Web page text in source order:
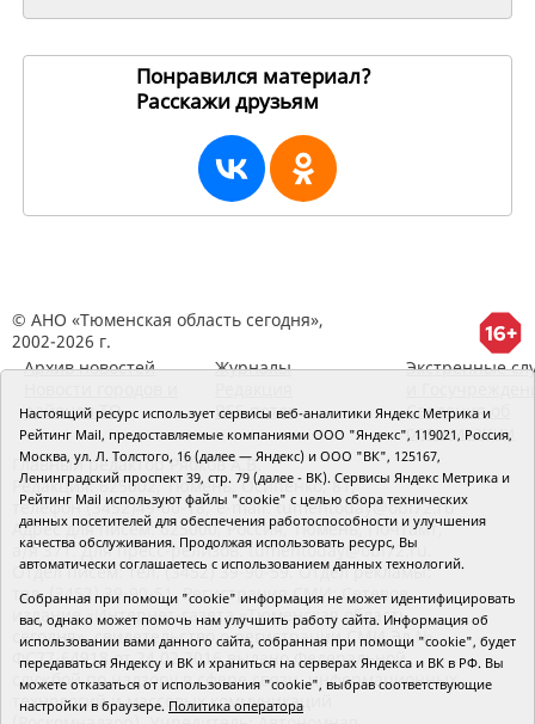
Понравился материал?
Расскажи друзьям
© АНО «Тюменская область сегодня»,
2002-2026 г.
Архив новостей
районов ТО
Журналы
RSS поток
Экстренные
Сведения об
организации
Главный редактор Рябков А.В.
Редакция: 625002, Тюмень, Осипенко, 81,
телефон (3452)49-00-18, e-mail: tumentoday@obl72.ru
Адрес для писем: 625000, Россия, Тюмень, Почтамт,
а/я 371. Для пресс-релизов: tumentoday@obl72.ru.
Отдел писем: тел. (3452) 39-90-59. Отдел рекламы:
тел. (3452) 39-90-51. Регистрация СМИ: Сетевое
издание «Интернет-газета «Тюменская область
сегодня», свидетельство о регистрации СМИ Эл №
ФС77-64918 от 24.02.2016 выдано Федеральной
службой по надзору в сфере связи, информационных
технологий и массовых коммуникаций
Настоящий ресурс использует сервисы веб-аналитики Яндекс Метрика и
Рейтинг Mail, предоставляемые компаниями ООО "Яндекс", 119021, Россия,
Москва, ул. Л. Толстого, 16 (далее — Яндекс) и ООО "ВК", 125167,
Ленинградский проспект 39, стр. 79 (далее - ВК). Сервисы Яндекс Метрика и
Рейтинг Mail используют файлы "cookie" с целью сбора технических
данных посетителей для обеспечения работоспособности и улучшения
качества обслуживания. Продолжая использовать ресурс, Вы
автоматически соглашаетесь с использованием данных технологий.
Собранная при помощи "cookie" информация не может идентифицировать
вас, однако может помочь нам улучшить работу сайта. Информация об
использовании вами данного сайта, собранная при помощи "cookie", будет
передаваться Яндексу и ВК и храниться на серверах Яндекса и ВК в РФ. Вы
можете отказаться от использования "cookie", выбрав соответствующие
настройки в браузере. Политика оператора